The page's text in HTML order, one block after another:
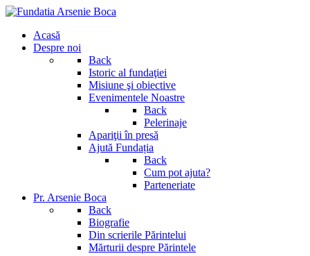
Acasă
Despre noi
Back
Istoric al fundaţiei
Misiune şi obiective
Evenimentele Noastre
Back
Pelerinaje
Apariţii în presă
Ajută Fundația
Back
Cum pot ajuta?
Parteneriate
Pr. Arsenie Boca
Back
Biografie
Din scrierile Părintelui
Mărturii despre Părintele